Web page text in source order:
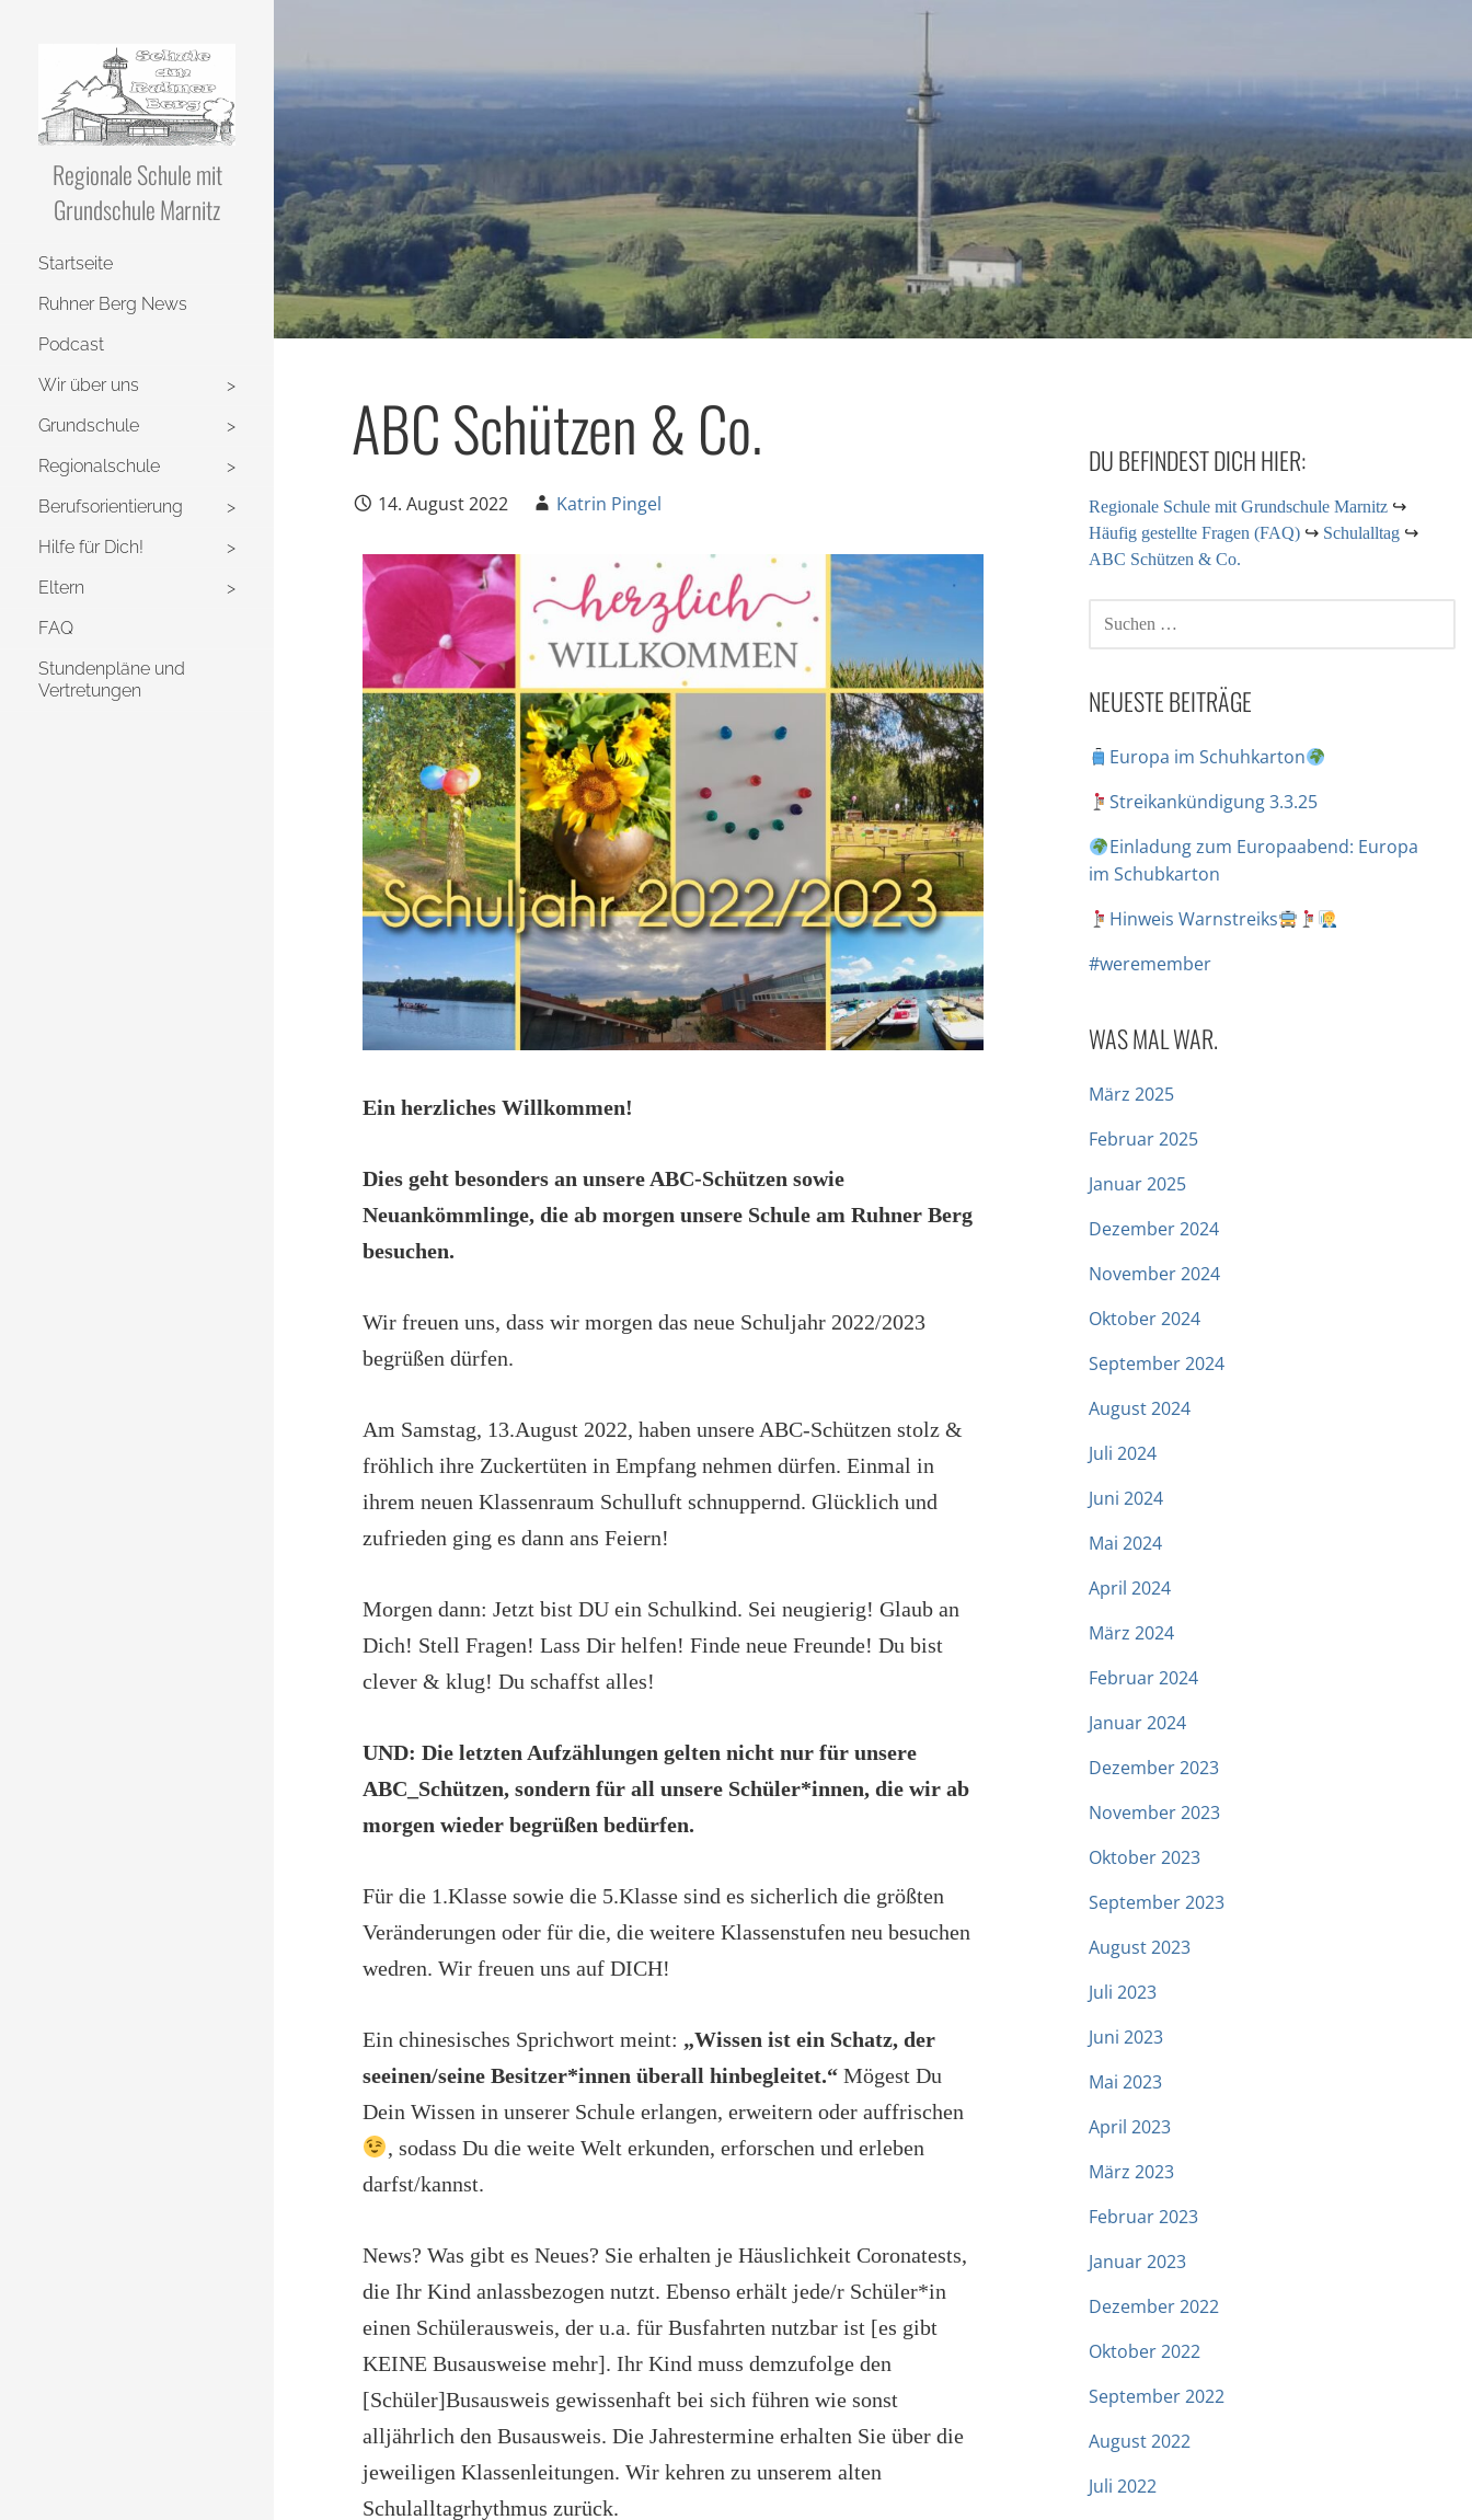
Regionale Schule mit
Grundschule Marnitz
Startseite
Ruhner Berg News
Podcast
Wir über uns
Grundschule
Regionalschule
Berufsorientierung
Hilfe für Dich!
Eltern
FAQ
Stundenpläne und
Vertretungen
ABC Schützen & Co.
14. August 2022 Katrin Pingel
Ein herzliches Willkommen!
Dies geht besonders an unsere ABC-Schützen sowie
Neuankömmlinge, die ab morgen unsere Schule am Ruhner Berg
besuchen.
Wir freuen uns, dass wir morgen das neue Schuljahr 2022/2023
begrüßen dürfen.
Am Samstag, 13.August 2022, haben unsere ABC-Schützen stolz &
fröhlich ihre Zuckertüten in Empfang nehmen dürfen. Einmal in
ihrem neuen Klassenraum Schulluft schnuppernd. Glücklich und
zufrieden ging es dann ans Feiern!
Morgen dann: Jetzt bist DU ein Schulkind. Sei neugierig! Glaub an
Dich! Stell Fragen! Lass Dir helfen! Finde neue Freunde! Du bist
clever & klug! Du schaffst alles!
UND: Die letzten Aufzählungen gelten nicht nur für unsere
ABC_Schützen, sondern für all unsere Schüler*innen, die wir ab
morgen wieder begrüßen bedürfen.
Für die 1.Klasse sowie die 5.Klasse sind es sicherlich die größten
Veränderungen oder für die, die weitere Klassenstufen neu besuchen
wedren. Wir freuen uns auf DICH!
Ein chinesisches Sprichwort meint: „Wissen ist ein Schatz, der
seeinen/seine Besitzer*innen überall hinbegleitet.“ Mögest Du
Dein Wissen in unserer Schule erlangen, erweitern oder auffrischen
, sodass Du die weite Welt erkunden, erforschen und erleben
darfst/kannst.
News? Was gibt es Neues? Sie erhalten je Häuslichkeit Coronatests,
die Ihr Kind anlassbezogen nutzt. Ebenso erhält jede/r Schüler*in
einen Schülerausweis, der u.a. für Busfahrten nutzbar ist [es gibt
KEINE Busausweise mehr]. Ihr Kind muss demzufolge den
[Schüler]Busausweis gewissenhaft bei sich führen wie sonst
alljährlich den Busausweis. Die Jahrestermine erhalten Sie über die
jeweiligen Klassenleitungen. Wir kehren zu unserem alten
Schulalltagrhythmus zurück.
DU BEFINDEST DICH HIER:
Regionale Schule mit Grundschule Marnitz ↪
Häufig gestellte Fragen (FAQ) ↪ Schulalltag ↪
ABC Schützen & Co.
NEUESTE BEITRÄGE
Europa im Schuhkarton
Streikankündigung 3.3.25
Einladung zum Europaabend: Europa
im Schubkarton
Hinweis Warnstreiks
#weremember
WAS MAL WAR.
März 2025
Februar 2025
Januar 2025
Dezember 2024
November 2024
Oktober 2024
September 2024
August 2024
Juli 2024
Juni 2024
Mai 2024
April 2024
März 2024
Februar 2024
Januar 2024
Dezember 2023
November 2023
Oktober 2023
September 2023
August 2023
Juli 2023
Juni 2023
Mai 2023
April 2023
März 2023
Februar 2023
Januar 2023
Dezember 2022
Oktober 2022
September 2022
August 2022
Juli 2022